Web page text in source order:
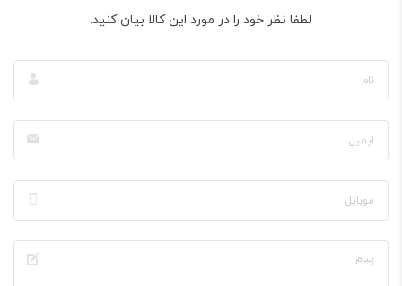
لطفا نظر خود را در مورد این کالا بیان کنید.